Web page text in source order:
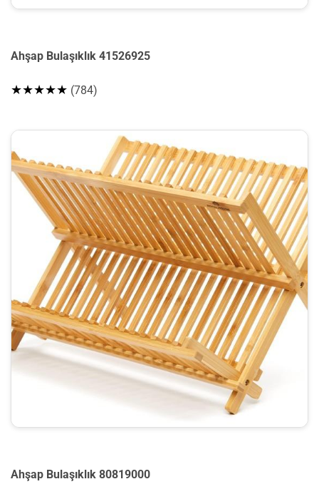
Ahşap Bulaşıklık 41526925
★★★★★ (784)
Ahşap Bulaşıklık 80819000